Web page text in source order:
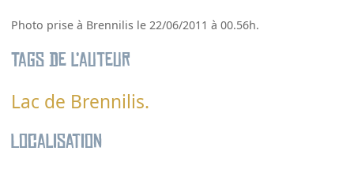
Photo prise à Brennilis le 22/06/2011 à 00.56h.
Tags de l’auteur
Lac de Brennilis.
Localisation